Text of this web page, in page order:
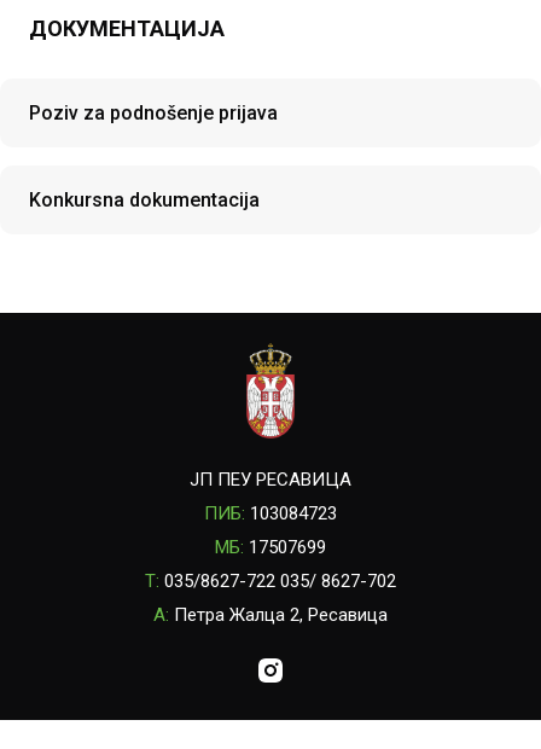
ДОКУМЕНТАЦИЈА
Poziv za podnošenje prijava
Konkursna dokumentacija
ЈП ПЕУ РЕСАВИЦА
ПИБ: 103084723
МБ: 17507699
T: 035/8627-722 035/ 8627-702
A: Петра Жалца 2, Ресавица